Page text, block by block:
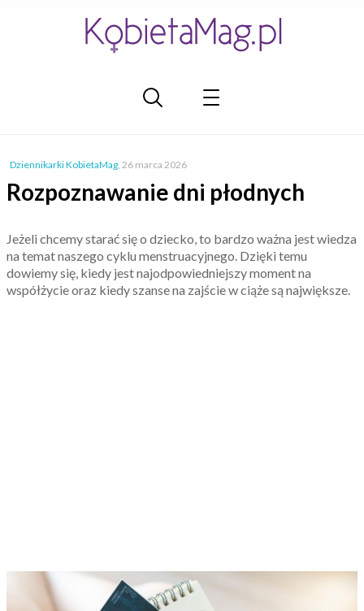
Dziennikarki KobietaMag, 26 marca 2026
Rozpoznawanie dni płodnych
Jeżeli chcemy starać się o dziecko, to bardzo ważna jest wiedza
na temat naszego cyklu menstruacyjnego. Dzięki temu
dowiemy się, kiedy jest najodpowiedniejszy moment na
współżycie oraz kiedy szanse na zajście w ciąże są największe.